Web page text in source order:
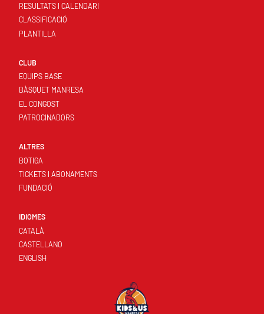
RESULTATS I CALENDARI
CLASSIFICACIÓ
PLANTILLA
CLUB
EQUIPS BASE
BÀSQUET MANRESA
EL CONGOST
PATROCINADORS
ALTRES
BOTIGA
TICKETS I ABONAMENTS
FUNDACIÓ
IDIOMES
CATALÀ
CASTELLANO
ENGLISH